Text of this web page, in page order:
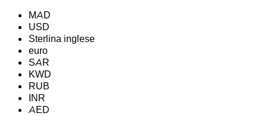
MAD
USD
Sterlina inglese
euro
SAR
KWD
RUB
INR
AED